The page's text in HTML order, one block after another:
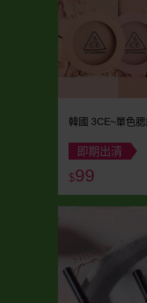
韓國 3CE~單色
即期出清
$99